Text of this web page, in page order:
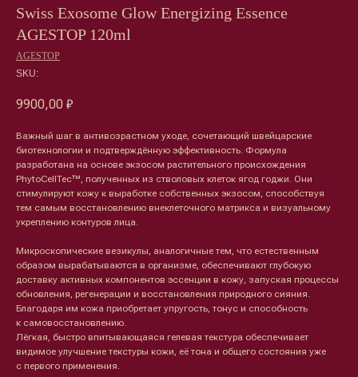
Swiss Exosome Glow Energizing Essence
AGESTOP 120ml
AGESTOP
SKU:
9900,00 ₽
Важный шаг в антивозрастном уходе, сочетающий швейцарские
биотехнологии и подтверждённую эффективность. Формула
разработана на основе экзосом растительного происхождения
PhytoCellTec™, полученных из стволовых клеток ягод годжи. Они
стимулируют кожу к выработке собственных экзосом, способствуя
тем самым восстановлению внеклеточного матрикса и визуальному
укреплению контуров лица.
Микроскопические везикулы, аналогичные тем, что естественным
образом вырабатываются в организме, обеспечивают глубокую
доставку активных компонентов эссенции в кожу, запуская процессы
обновления, регенерации и восстановления природного сияния.
Благодаря им кожа приобретает упругость, тонус и способность
к самовосстановлению.
Лёгкая, быстро впитывающаяся гелевая текстура обеспечивает
видимое улучшение текстуры кожи, её тона и общего состояния уже
с первого применения.